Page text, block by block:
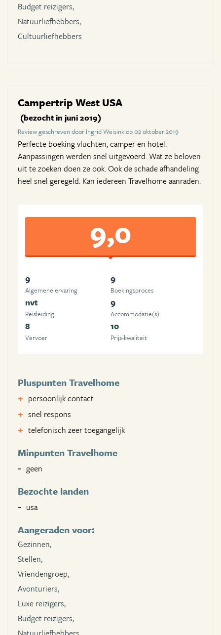
Budget reizigers,
Natuurliefhebbers,
Cultuurliefhebbers
Campertrip West USA
(bezocht in juni 2019)
Review geschreven door Ingrid Weisink op 02 oktober 2019
Perfecte boeking vluchten, camper en hotel.
Aanpassingen werden snel uitgevoerd. Wat ze beloven
uit te zoeken doen ze ook. Ook de schade afhandeling
heel snel geregeld. Kan iedereen Travelhome aanraden.
9,0
9
Algemene ervaring
9
Boekingsproces
nvt
Reisleiding
9
Accommodatie(s)
8
Vervoer
10
Prijs-kwaliteit
Pluspunten Travelhome
persoonlijk contact
snel respons
telefonisch zeer toegangelijk
Minpunten Travelhome
geen
Bezochte landen
usa
Aangeraden voor:
Gezinnen,
Stellen,
Vriendengroep,
Avonturiers,
Luxe reizigers,
Budget reizigers,